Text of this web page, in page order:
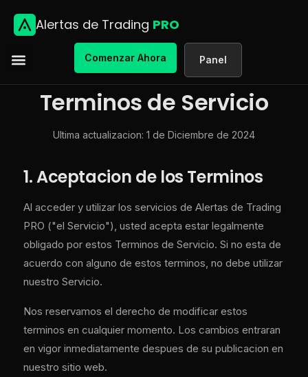
Alertas de Trading PRO
Comenzar Ahora Panel
Terminos de Servicio
Ultima actualizacion: 1 de Diciembre de 2024
1. Aceptacion de los Terminos
Al acceder y utilizar los servicios de Alertas de Trading
PRO ("el Servicio"), usted acepta estar legalmente
obligado por estos Terminos de Servicio. Si no esta de
acuerdo con alguno de estos terminos, no debe utilizar
nuestro Servicio.
Nos reservamos el derecho de modificar estos
terminos en cualquier momento. Los cambios entraran
en vigor inmediatamente despues de su publicacion en
nuestro sitio web.